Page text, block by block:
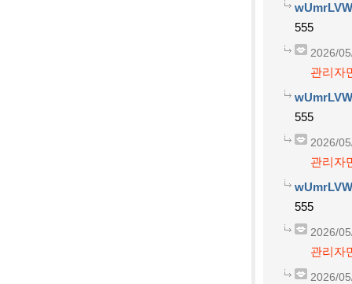
555
2026/
관리자
555
2026/
관리자
555
2026/
관리자
2026/